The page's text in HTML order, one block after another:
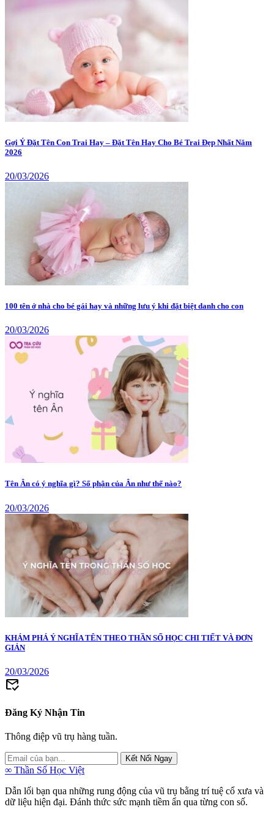
Gợi Ý Đặt Tên Con Trai Hay – Đặt Tên Hay Cho Bé Trai Đẹp Nhất Năm
2026
20/03/2026
100 tên ở nhà cho bé gái hay và những lưu ý khi đặt biệt danh cho con
20/03/2026
Tên Ân có ý nghĩa gì? Số phận của Ân như thế nào?
20/03/2026
KHÁM PHÁ Ý NGHĨA TÊN THEO THẦN SỐ HỌC CHI TIẾT VÀ ĐƠN
GIẢN
20/03/2026
mark_email_read
Đăng Ký Nhận Tin
Thông điệp vũ trụ hàng tuần.
Kết Nối Ngay
∞ Thần Số Học Việt
Dẫn lối bạn qua những rung động của vũ trụ bằng trí tuệ cổ xưa và
dữ liệu hiện đại. Đánh thức sức mạnh tiềm ẩn qua từng con số.